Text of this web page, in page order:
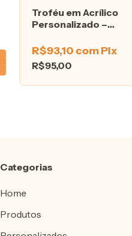
Troféu em Acrílico
Personalizado –
Especial
R$95,00
R$93,10 comPix
Categorias
Home
Produtos